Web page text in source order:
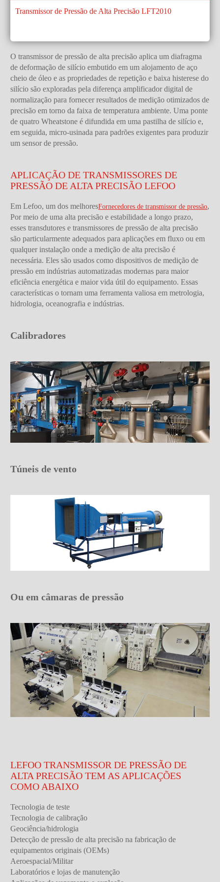
Transmissor de Pressão de Alta Precisão LFT2010
O transmissor de pressão de alta precisão aplica um diafragma
de deformação de silício embutido em um alojamento de aço
cheio de óleo e as propriedades de repetição e baixa histerese do
silício são exploradas pela diferença amplificador digital de
normalização para fornecer resultados de medição otimizados de
precisão em torno da faixa de temperatura ambiente. Uma ponte
de quatro Wheatstone é difundida em uma pastilha de silício e,
em seguida, micro-usinada para padrões exigentes para produzir
um sensor de pressão.
APLICAÇÃO DE TRANSMISSORES DE
PRESSÃO DE ALTA PRECISÃO LEFOO
Em Lefoo, um dos melhoresFornecedores de transmissor de pressão,
Por meio de uma alta precisão e estabilidade a longo prazo,
esses transdutores e transmissores de pressão de alta precisão
são particularmente adequados para aplicações em fluxo ou em
qualquer instalação onde a medição de alta precisão é
necessária. Eles são usados como dispositivos de medição de
pressão em indústrias automatizadas modernas para maior
eficiência energética e maior vida útil do equipamento. Essas
características o tornam uma ferramenta valiosa em metrologia,
hidrologia, oceanografia e indústrias.
Calibradores
Túneis de vento
Ou em câmaras de pressão
LEFOO TRANSMISSOR DE PRESSÃO DE
ALTA PRECISÃO TEM AS APLICAÇÕES
COMO ABAIXO
Tecnologia de teste
Tecnologia de calibração
Geociência/hidrologia
Detecção de pressão de alta precisão na fabricação de
equipamentos originais (OEMs)
Aeroespacial/Militar
Laboratórios e lojas de manutenção